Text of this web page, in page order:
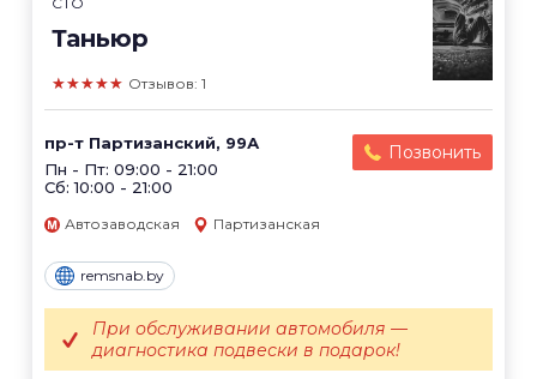
Таньюр
★★★★★ Отзывов: 1
пр-т Партизанский, 99А
Пн - Пт: 09:00 - 21:00
Сб: 10:00 - 21:00
Позвонить
Автозаводская Партизанская
remsnab.by
При обслуживании автомобиля —
диагностика подвески в подарок!